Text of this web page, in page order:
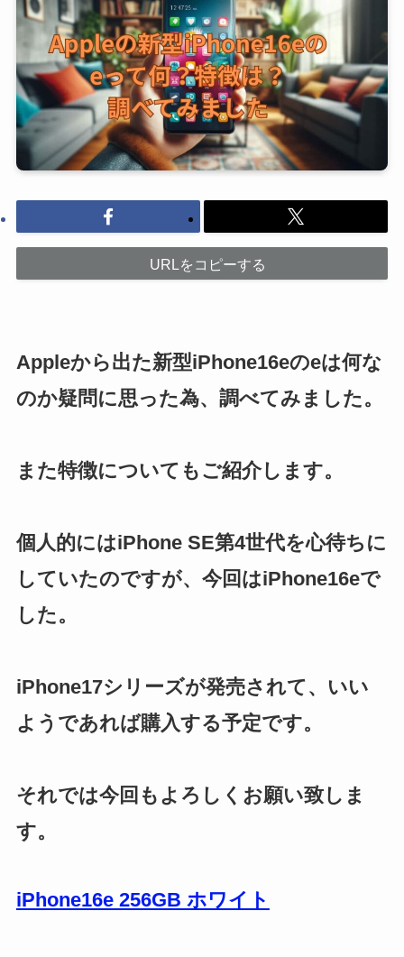
URLをコピーする
Appleから出た新型iPhone16eのeは何な
のか疑問に思った為、調べてみました。
また特徴についてもご紹介します。
個人的にはiPhone SE第4世代を心待ちに
していたのですが、今回はiPhone16eで
した。
iPhone17シリーズが発売されて、いい
ようであれば購入する予定です。
それでは今回もよろしくお願い致しま
す。
iPhone16e 256GB ホワイト